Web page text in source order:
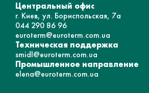
Центральный офис
г. Киев, ул. Бориспольская, 7а
044 290 86 96
euroterm@euroterm.com.ua
Техническая поддержка
smidl@euroterm.com.ua
Промышленное направление
elena@euroterm.com.ua